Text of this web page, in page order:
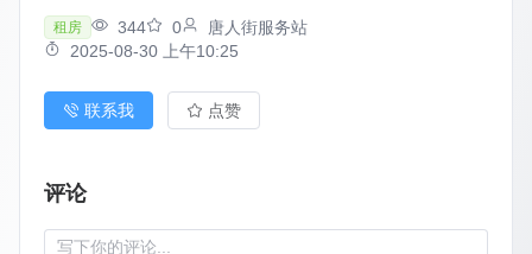
租房 344 0
唐人街服务站
2025-08-30 上午10:25
联系我 点赞
评论